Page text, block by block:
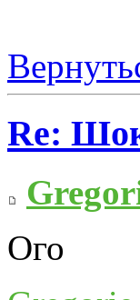
Re:
Ого